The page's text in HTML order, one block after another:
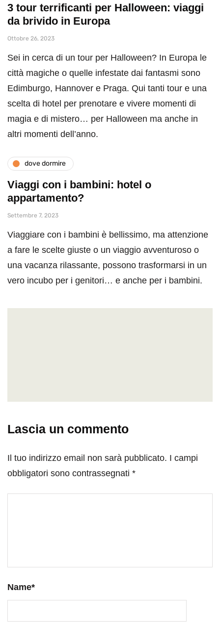
3 tour terrificanti per Halloween: viaggi
da brivido in Europa
Ottobre 26, 2023
Sei in cerca di un tour per Halloween? In Europa le
città magiche o quelle infestate dai fantasmi sono
Edimburgo, Hannover e Praga. Qui tanti tour e una
scelta di hotel per prenotare e vivere momenti di
magia e di mistero… per Halloween ma anche in
altri momenti dell’anno.
dove dormire
Viaggi con i bambini: hotel o
appartamento?
Settembre 7, 2023
Viaggiare con i bambini è bellissimo, ma attenzione
a fare le scelte giuste o un viaggio avventuroso o
una vacanza rilassante, possono trasformarsi in un
vero incubo per i genitori… e anche per i bambini.
Lascia un commento
Il tuo indirizzo email non sarà pubblicato. I campi
obbligatori sono contrassegnati *
Name*